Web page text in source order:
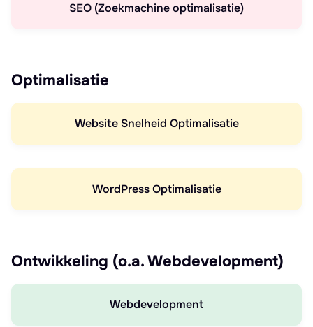
SEO (Zoekmachine optimalisatie)
Optimalisatie
Website Snelheid Optimalisatie
WordPress Optimalisatie
Ontwikkeling (o.a. Webdevelopment)
Webdevelopment